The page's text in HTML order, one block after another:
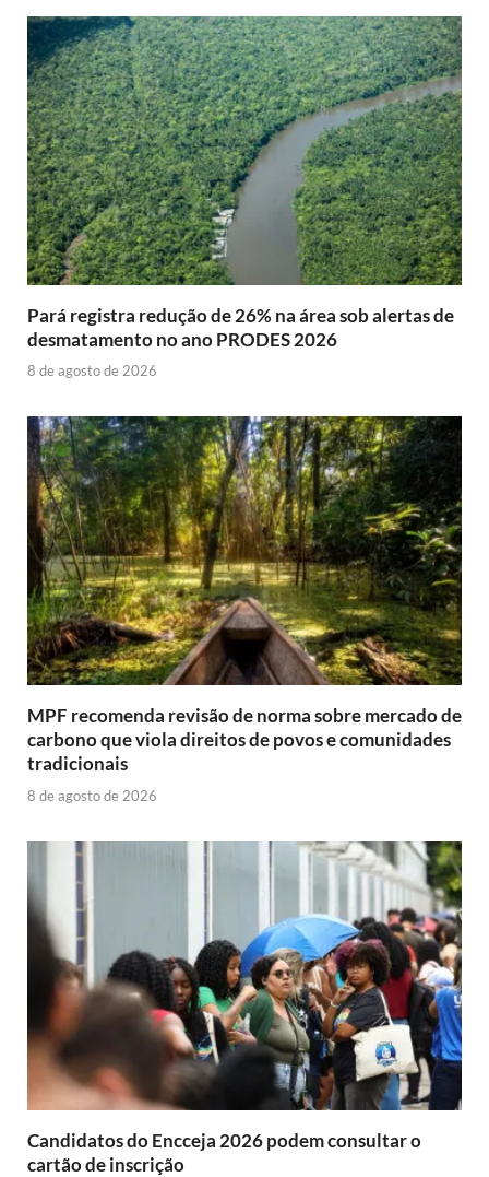
Pará registra redução de 26% na área sob alertas de
desmatamento no ano PRODES 2026
8 de agosto de 2026
MPF recomenda revisão de norma sobre mercado de
carbono que viola direitos de povos e comunidades
tradicionais
8 de agosto de 2026
Candidatos do Encceja 2026 podem consultar o
cartão de inscrição